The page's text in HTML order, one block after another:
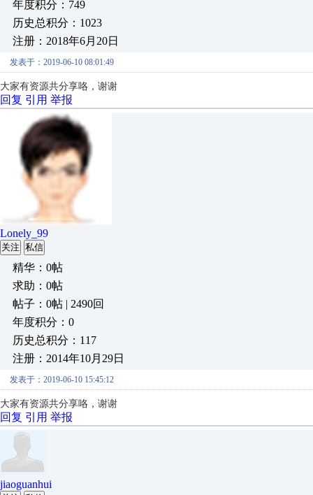
年度积分：749
历史总积分：1023
注册：2018年6月20日
发表于：2019-06-10 08:01:49
大家有资源共分享咯，谢谢
回复 引用 举报
Lonely_99
关注 私信
精华：0帖
求助：0帖
帖子：0帖 | 2490回
年度积分：0
历史总积分：117
注册：2014年10月29日
发表于：2019-06-10 15:45:12
大家有资源共分享咯，谢谢
回复 引用 举报
jiaoguanhui